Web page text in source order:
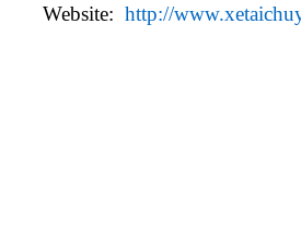
Website: http://